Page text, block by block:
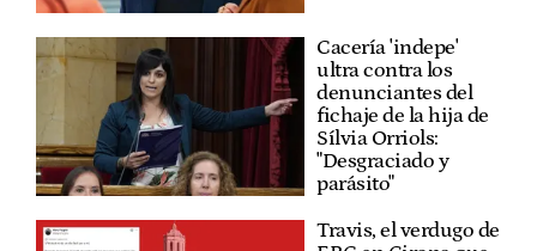
Cacería 'indepe'
ultra contra los
denunciantes del
fichaje de la hija de
Sílvia Orriols:
"Desgraciado y
parásito"
Travis, el verdugo de